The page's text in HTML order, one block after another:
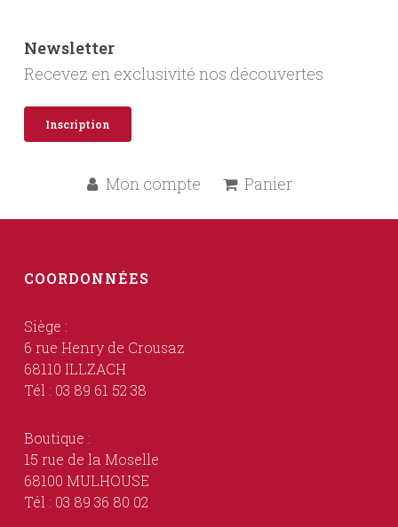
Newsletter
Recevez en exclusivité nos découvertes
Inscription
Mon compte Panier
COORDONNÉES
Siège :
6 rue Henry de Crousaz
68110 ILLZACH
Tél : 03 89 61 52 38
Boutique :
15 rue de la Moselle
68100 MULHOUSE
Tél : 03 89 36 80 02